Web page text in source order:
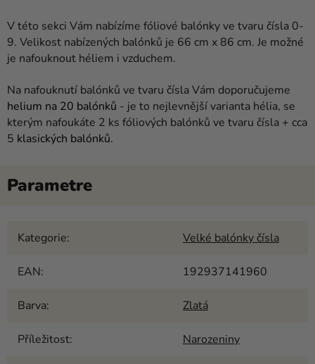
Vtéto sekci Vám nabízíme fóliové balónkyve tvaru čísla 0-
9. Velikost nabízených balónků je 66 cm x 86 cm. Je možné
je nafouknout héliem i vzduchem.
Na nafouknutí balónků ve tvaru čísla Vám doporučujeme
helium na 20 balónků - je to nejlevnější varianta hélia, se
kterým nafoukáte 2 ks fóliových balónků ve tvaru čísla + cca
5 klasických balónků.
Kategorie: Velké balónky čísla
EAN: 192937141960
Barva: Zlatá
Příležitost: Narozeniny